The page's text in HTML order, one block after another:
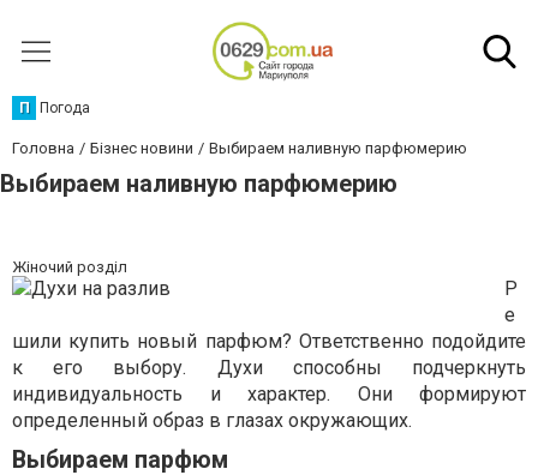
П Погода
Головна Бізнес новини Выбираем наливную парфюмерию
Выбираем наливную парфюмерию
Жіночий розділ
Р
е
шили купить новый парфюм? Ответственно подойдите
к его выбору. Духи способны подчеркнуть
индивидуальность и характер. Они формируют
определенный образ в глазах окружающих.
Выбираем парфюм